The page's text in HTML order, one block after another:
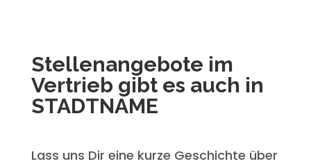
Stellenangebote im
Vertrieb gibt es auch in
STADTNAME
Lass uns Dir eine kurze Geschichte über